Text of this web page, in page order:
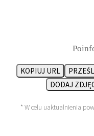
KOPIUJ URL
DODAJ
* W celu uaktualnienia